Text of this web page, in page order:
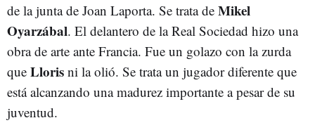
de la junta de Joan Laporta. Se trata de Mikel
Oyarzábal. El delantero de la Real Sociedad hizo una
obra de arte ante Francia. Fue un golazo con la zurda
que Lloris ni la olió. Se trata un jugador diferente que
está alcanzando una madurez importante a pesar de su
juventud.